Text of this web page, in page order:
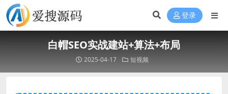
登录
白帽SEO实战建站+算法+布局
2025-04-17 短视频